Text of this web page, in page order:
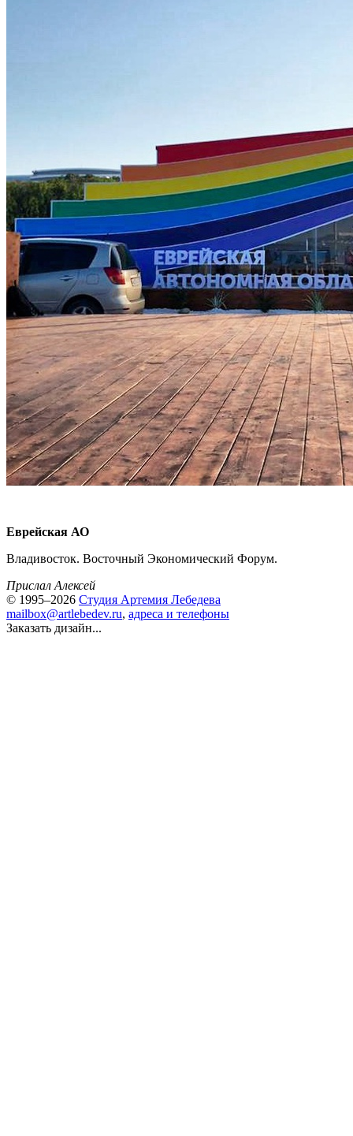
Еврейская АО
Владивосток. Восточный Экономический Форум.
Прислал Алексей
© 1995–2026 Студия Артемия Лебедева
mailbox@artlebedev.ru, адреса и телефоны
Заказать дизайн...